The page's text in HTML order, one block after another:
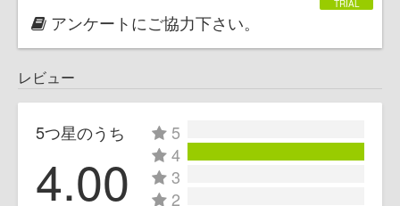
アンケートにご協力下さい。
レビュー
5つ星のうち
4.00
5
4
3
2